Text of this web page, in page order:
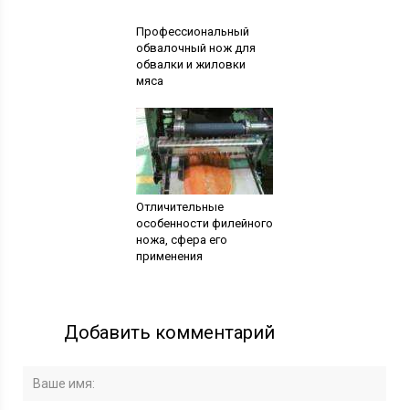
Профессиональный
обвалочный нож для
обвалки и жиловки
мяса
Отличительные
особенности филейного
ножа, сфера его
применения
Добавить комментарий